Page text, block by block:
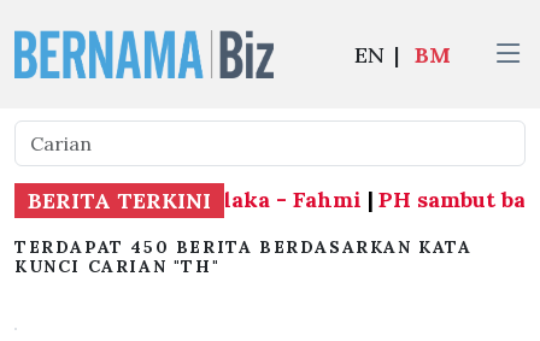
EN | BM
BERITA TERKINI
hadapi PRN Melaka - Fahmi|PH sambut baik
TERDAPAT 450 BERITA BERDASARKAN KATA
KUNCI CARIAN "TH"